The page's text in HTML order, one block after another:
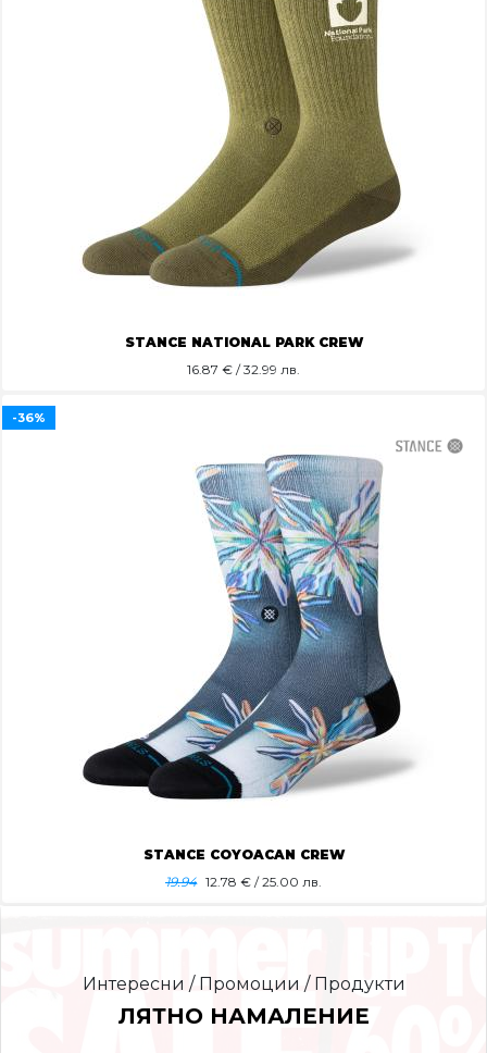
STANCE NATIONAL PARK CREW
16.87 € / 32.99 лв.
STANCE COYOACAN CREW
19.94 12.78 € / 25.00 лв.
-36%
Интересни / Промоции / Продукти
ЛЯТНО НАМАЛЕНИЕ